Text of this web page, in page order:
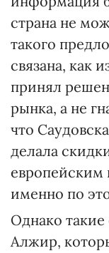
страна не
такого
связана, как
принял
рынка, а не
что
делала
европейским
именно по
Однако такие
Алжир,